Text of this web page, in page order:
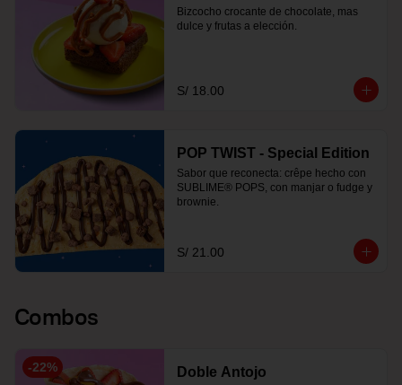
Bizcocho crocante de chocolate, mas
dulce y frutas a elección.
S/ 18.00
POP TWIST - Special Edition
Sabor que reconecta: crêpe hecho con
SUBLIME® POPS, con manjar o fudge y
brownie.
S/ 21.00
Combos
-22% Doble Antojo